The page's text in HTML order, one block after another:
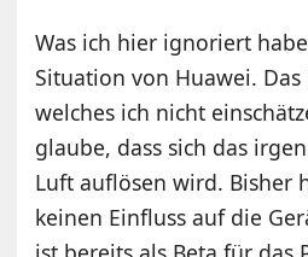
Was ich hier ignoriert
Situation von Huawei. Das
welches ich nicht
glaube, dass sich das
Luft auflösen wird. Bisher
keinen Einfluss auf die